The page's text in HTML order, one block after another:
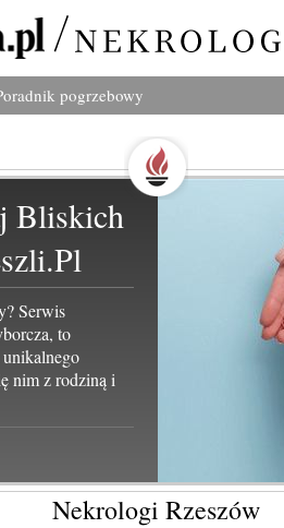
pogrzebowy
Bliskich
Serwis
to
nim z rodziną i
Nekrologi Rzeszów